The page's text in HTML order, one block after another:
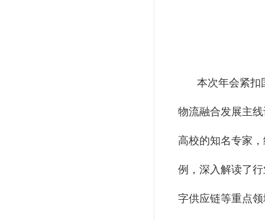
本次年会紧扣
物流融合发展主
高校的知名专家
例，深入解读了
字供应链等重点